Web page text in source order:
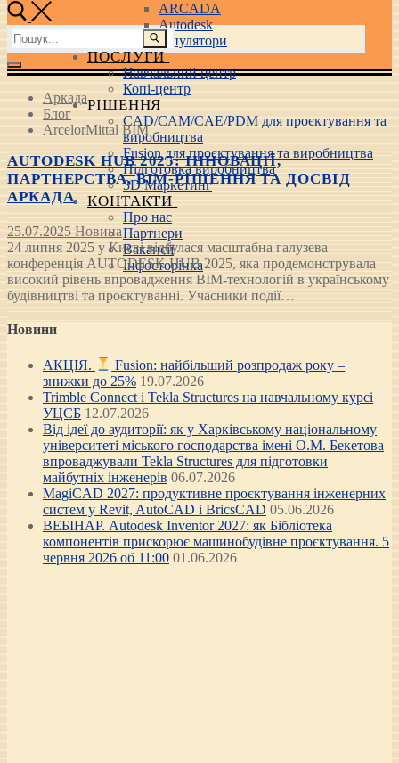
ARCADA
Autodesk
3D маніпулятори
ПОСЛУГИ
Навчальний центр
Копі-центр
РІШЕННЯ
CAD/CAM/CAE/PDM для проєктування та
виробництва
Fusion для проєктування та виробництва
Підготовка виробництва
3D Маркетинг
КОНТАКТИ
Про нас
Партнери
Вакансії
Інфосторінка
Пошук:
Аркада
Блог
ArcelorMittal BIM
AUTODESK HUB 2025: ІННОВАЦІЇ,
ПАРТНЕРСТВА, BIM-РІШЕННЯ ТА ДОСВІД
АРКАДА
25.07.2025 Новина
24 липня 2025 у Києві відбулася масштабна галузева
конференція AUTODESK HUB 2025, яка продемонструвала
високий рівень впровадження BIM-технологій в українському
будівництві та проєктуванні. Учасники події…
Новини
АКЦІЯ.
Fusion: найбільший розпродаж року –
знижки до 25% 19.07.2026
Trimble Connect і Tekla Structures на навчальному курсі
УЦСБ 12.07.2026
Від ідеї до аудиторії: як у Харківському національному
університеті міського господарства імені О.М. Бекетова
впроваджували Tekla Structures для підготовки
майбутніх інженерів 06.07.2026
MagiCAD 2027: продуктивне проєктування інженерних
систем у Revit, AutoCAD і BricsCAD 05.06.2026
ВЕБІНАР. Autodesk Inventor 2027: як Бібліотека
компонентів прискорює машинобудівне проєктування. 5
червня 2026 об 11:00 01.06.2026